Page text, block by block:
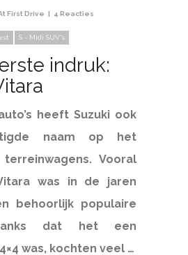
First Drive 4 Reacties
S - Midi SUV's
indruk:
heeft Suzuki ook
naam op het
Vooral
was in de jaren
behoorlijk populaire
dat het een
was, kochten veel …